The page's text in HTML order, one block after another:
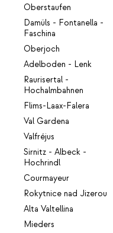
Oberstaufen
Damüls - Fontanella -
Faschina
Oberjoch
Adelboden - Lenk
Raurisertal -
Hochalmbahnen
Flims-Laax-Falera
Val Gardena
Valfréjus
Sirnitz - Albeck -
Hochrindl
Courmayeur
Rokytnice nad Jizerou
Alta Valtellina
Mieders